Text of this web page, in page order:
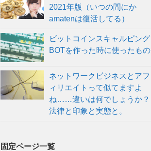
2021年版（いつの間にか
amatenは復活してる）
ビットコインスキャルピング
BOTを作った時に使ったもの
ネットワークビジネスとアフ
ィリエイトって似てますよ
ね……違いは何でしょうか？
法律と印象と実態と。
固定ページ一覧